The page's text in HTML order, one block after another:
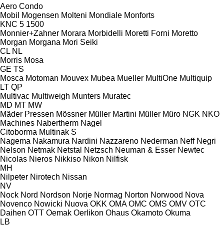
Aero Condo
Mobil
Mogensen Molteni Mondiale Monforts
KNC 5 1500
Monnier+Zahner Morara Morbidelli Moretti Forni Moretto
Morgan Morgana Mori Seiki
CL NL
Morris Mosa
GE TS
Mosca Motoman Mouvex Mubea Mueller MultiOne Multiquip
LT QP
Multivac Multiweigh Munters Muratec
MD MT MW
Mäder Pressen Mössner Müller Martini Müller Müro NGK NKO
Machines Nabertherm Nagel
Citoborma Multinak S
Nagema Nakamura Nardini Nazzareno Nederman Neff Negri
Nelson Netmak Netstal Netzsch Neuman & Esser Newtec
Nicolas Nieros Nikkiso Nikon Nilfisk
MH
Nilpeter Nirotech Nissan
NV
Nock Nord Nordson Norje Normag Norton Norwood Nova
Novenco Nowicki Nuova OKK OMA OMC OMS OMV OTC
Daihen OTT Oemak Oerlikon Ohaus Okamoto Okuma
LB